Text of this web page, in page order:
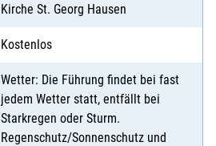
Kirche St. Georg Hausen
Kostenlos
Wetter: Die Führung findet bei fast
jedem Wetter statt, entfällt bei
Starkregen oder Sturm.
Regenschutz/Sonnenschutz und